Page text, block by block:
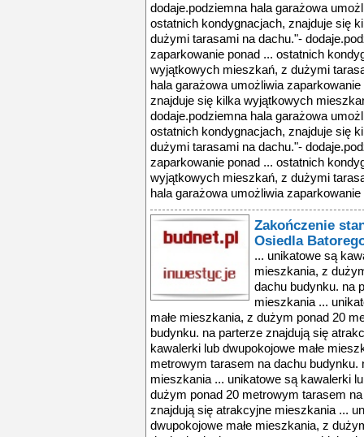
dodaje.podziemna hala garażowa
ostatnich kondygnacjach, znajduje się
dużymi tarasami na dachu."-
zaparkowanie ponad ... ostatnich
wyjątkowych mieszkań, z dużymi
hala garażowa umożliwia
znajduje się kilka wyjątkowych
dodaje.podziemna hala garażowa
ostatnich kondygnacjach, znajduje się
dużymi tarasami na dachu."-
zaparkowanie ponad ... ostatnich
wyjątkowych mieszkań, z dużymi
hala garażowa umożliwia zaparkowanie
Zakończenie
Osiedla
... unikatowe są
mieszkania, z
dachu budynku. na
mieszkania ...
małe mieszkania, z dużym ponad 20
budynku. na parterze znajdują się
kawalerki lub dwupokojowe małe
metrowym tarasem na dachu
mieszkania ... unikatowe są kawalerki
dużym ponad 20 metrowym tarasem
znajdują się atrakcyjne mieszkania ...
dwupokojowe małe mieszkania, z